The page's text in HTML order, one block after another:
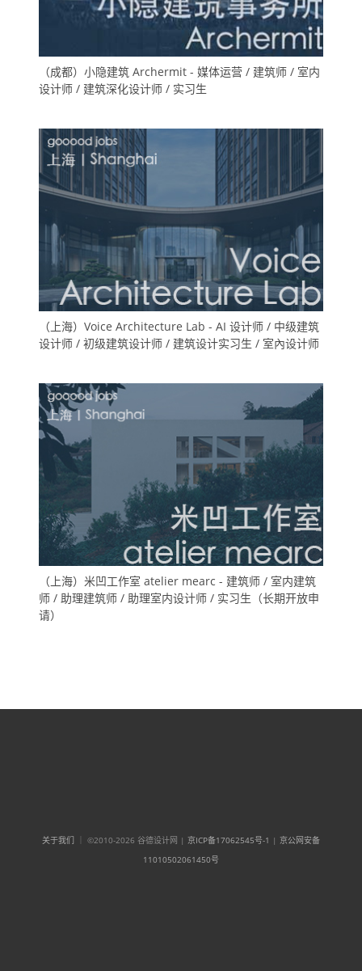
（成都）小隐建筑 Archermit - 媒体运营 / 建筑师 / 室内
设计师 / 建筑深化设计师 / 实习生
（上海）Voice Architecture Lab - AI 设计师 / 中级建筑
设计师 / 初级建筑设计师 / 建筑设计实习生 / 室內设计师
（上海）米凹工作室 atelier mearc - 建筑师 / 室内建筑
师 / 助理建筑师 / 助理室内设计师 / 实习生（长期开放申
请）
关于我们 ｜ ©2010-2026 谷德设计网 | 京ICP备17062545号-1 | 京公网安备
11010502061450号